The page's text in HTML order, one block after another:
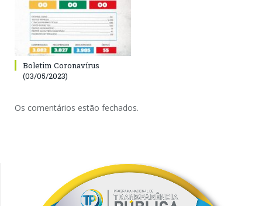
Boletim Coronavírus
(03/05/2023)
Os comentários estão fechados.